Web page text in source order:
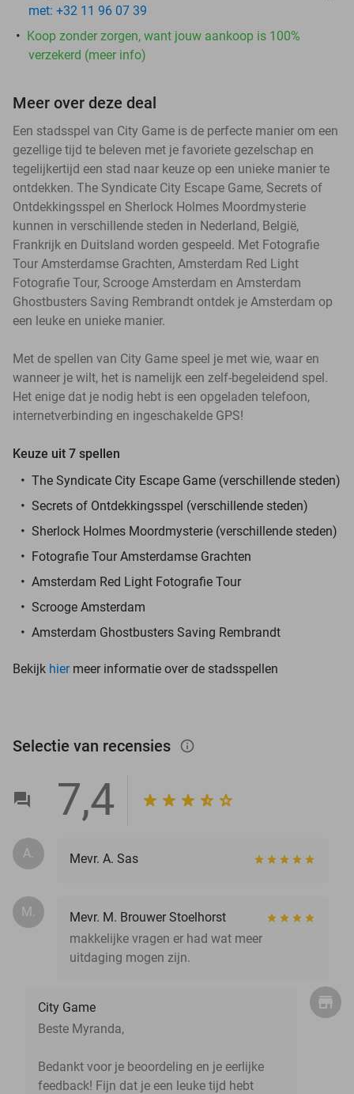
met: +32 11 96 07 39
Koop zonder zorgen, want jouw aankoop is 100%
verzekerd (meer info)
Meer over deze deal
Een stadsspel van City Game is de perfecte manier om een
gezellige tijd te beleven met je favoriete gezelschap en
tegelijkertijd een stad naar keuze op een unieke manier te
ontdekken. The Syndicate City Escape Game, Secrets of
Ontdekkingsspel en Sherlock Holmes Moordmysterie
kunnen in verschillende steden in Nederland, België,
Frankrijk en Duitsland worden gespeeld. Met Fotografie
Tour Amsterdamse Grachten, Amsterdam Red Light
Fotografie Tour, Scrooge Amsterdam en Amsterdam
Ghostbusters Saving Rembrandt ontdek je Amsterdam op
een leuke en unieke manier.
Met de spellen van City Game speel je met wie, waar en
wanneer je wilt, het is namelijk een zelf-begeleidend spel.
Het enige dat je nodig hebt is een opgeladen telefoon,
internetverbinding en ingeschakelde GPS!
Keuze uit 7 spellen
The Syndicate City Escape Game (verschillende steden)
Secrets of Ontdekkingsspel (verschillende steden)
Sherlock Holmes Moordmysterie (verschillende steden)
Fotografie Tour Amsterdamse Grachten
Amsterdam Red Light Fotografie Tour
Scrooge Amsterdam
Amsterdam Ghostbusters Saving Rembrandt
Bekijk hiermeer informatie over de stadsspellen
Selectie van recensies info_outlined
7,4
A. Mevr. A. Sas
M.
Mevr. M. Brouwer Stoelhorst
makkelijke vragen er had wat meer
uitdaging mogen zijn.
City Game
Beste Myranda,
Bedankt voor je beoordeling en je eerlijke
feedback! Fijn dat je een leuke tijd hebt